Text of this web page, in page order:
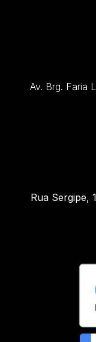
Av. Brg. Faria
Rua Sergipe,